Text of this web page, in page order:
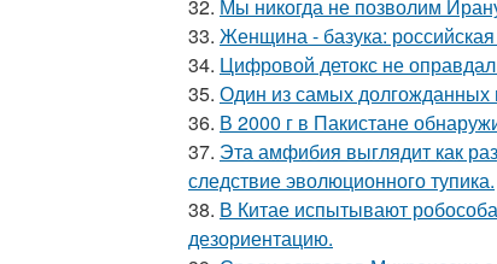
32. Мы никогда не позволим
33. Женщина - базука: российская
34. Цифровой детокс не
35. Один из самых долгожданных
36. В 2000 г в Пакистане
37. Эта амфибия выглядит как
следствие эволюционного тупика.
38. В Китае испытывают
дезориентацию.